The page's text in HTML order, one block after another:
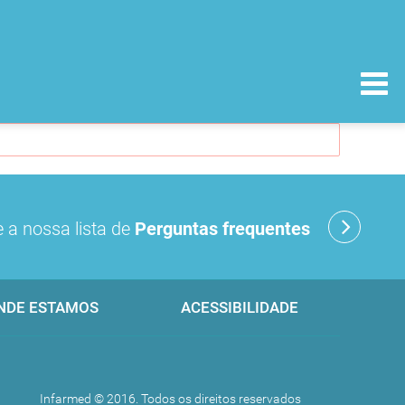
a nossa lista de Perguntas frequentes
ESTAMOS ACESSIBILIDADE
Infarmed © 2016. Todos os direitos reservados